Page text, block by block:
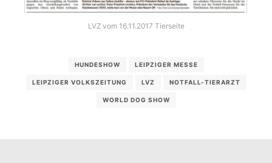
LVZ vom 16.11.2017 Tierseite
HUNDESHOW LEIPZIGER MESSE
LEIPZIGER VOLKSZEITUNG LVZ NOTFALL-TIERARZT
WORLD DOG SHOW